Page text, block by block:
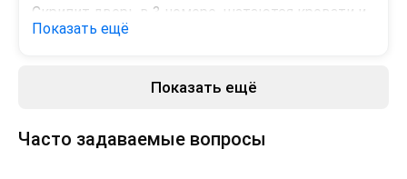
Скрипит дверь в 3 номере, шатаются кровати и
близко стоят, есть место, чтобы их немного
купить, может не быть в наличии.
Показать ещё
Показать ещё
Часто задаваемые вопросы